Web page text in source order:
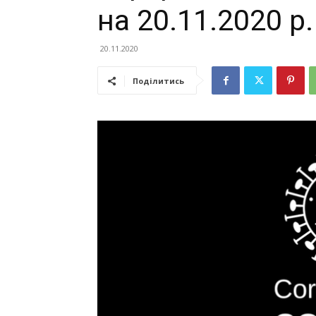
на 20.11.2020 р.
20.11.2020
Поділитись